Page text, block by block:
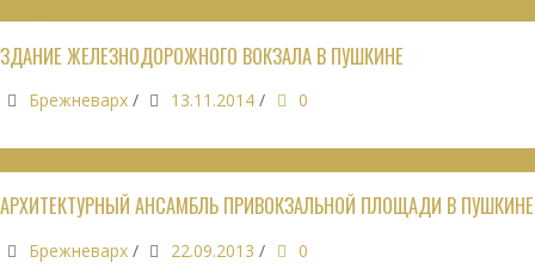
ЗДАНИЕ ЖЕЛЕЗНОДОРОЖНОГО ВОКЗАЛА В ПУШКИНЕ
Брежневарх / 13.11.2014 / 0
АРХИТЕКТУРНЫЙ АНСАМБЛЬ ПРИВОКЗАЛЬНОЙ ПЛОЩАДИ В ПУШКИНЕ
Брежневарх / 22.09.2013 /
0